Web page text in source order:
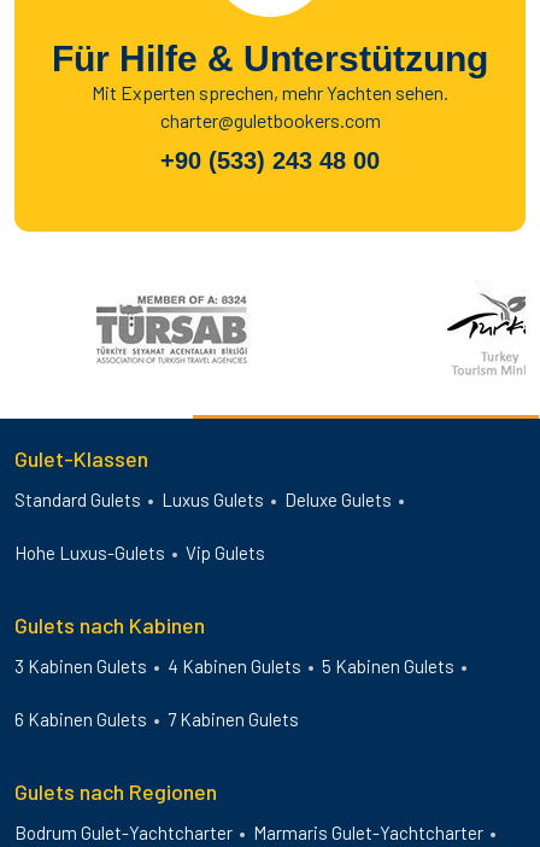
Für Hilfe & Unterstützung
Mit Experten sprechen, mehr Yachten sehen.
charter@guletbookers.com
+90 (533) 243 48 00
Gulet-Klassen
Standard Gulets Luxus Gulets Deluxe Gulets
Hohe Luxus-Gulets Vip Gulets
Gulets nach Kabinen
3 Kabinen Gulets 4 Kabinen Gulets 5 Kabinen Gulets
6 Kabinen Gulets 7 Kabinen Gulets
Gulets nach Regionen
Bodrum Gulet-Yachtcharter Marmaris Gulet-Yachtcharter